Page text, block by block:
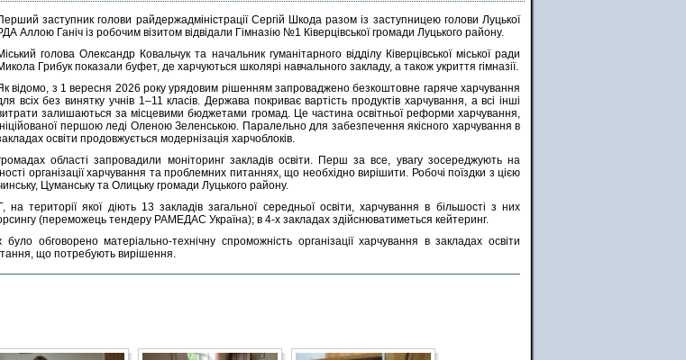
заступник голови райдержадміністрації Сергій Шкода разом із заступницею голови Луцької
Аллою Ганіч із робочим візитом відвідали Гімназію №1 Ківерцівської громади Луцького району.
голова Олександр Ковальчук та начальник гуманітарного відділу Ківерцівської міської ради
Грибук показали буфет, де харчуються школярі навчального закладу, а також укриття гімназії.
відомо, з 1 вересня 2026 року урядовим рішенням запроваджено безкоштовне гаряче харчування
всіх без винятку учнів 1–11 класів. Держава покриває вартість продуктів харчування, а всі інші
залишаються за місцевими бюджетами громад. Це частина освітньої реформи харчування,
першою леді Оленою Зеленською. Паралельно для забезпечення якісного харчування в
освіти продовжується модернізація харчоблоків.
області запровадили моніторинг закладів освіти. Перш за все, увагу зосереджують на
організації харчування та проблемних питаннях, що необхідно вирішити. Робочі поїздки з цією
Цуманську та Олицьку громади Луцького району.
на території якої діють 13 закладів загальної середньої освіти, харчування в більшості з них
(переможець тендеру РАМЕДАС Україна); в 4-х закладах здійснюватиметься кейтеринг.
було обговорено матеріально-технічну спроможність організації харчування в закладах освіти
що потребують вирішення.